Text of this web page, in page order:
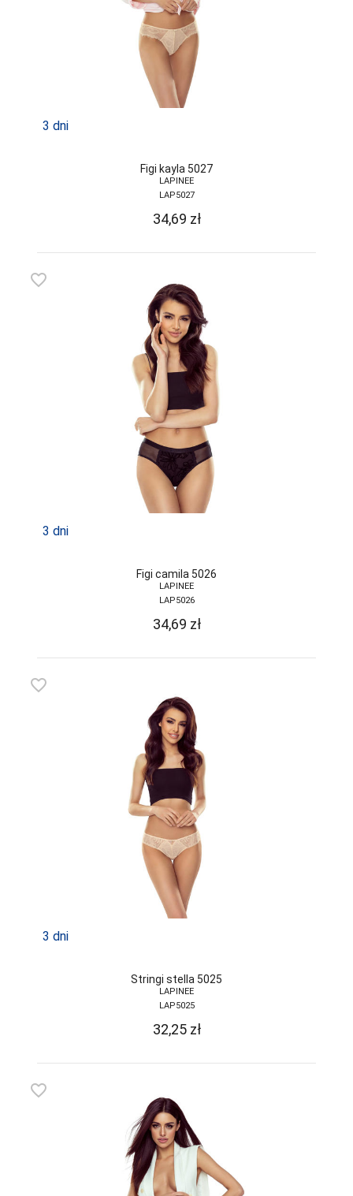
3 dni
Figi kayla 5027
LAPINEE
LAP5027
34,69 zł
favorite_border
3 dni
Figi camila 5026
LAPINEE
LAP5026
34,69 zł
favorite_border
3 dni
Stringi stella 5025
LAPINEE
LAP5025
32,25 zł
favorite_border